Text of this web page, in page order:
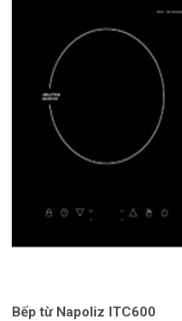
Bếp từ Napoliz ITC600